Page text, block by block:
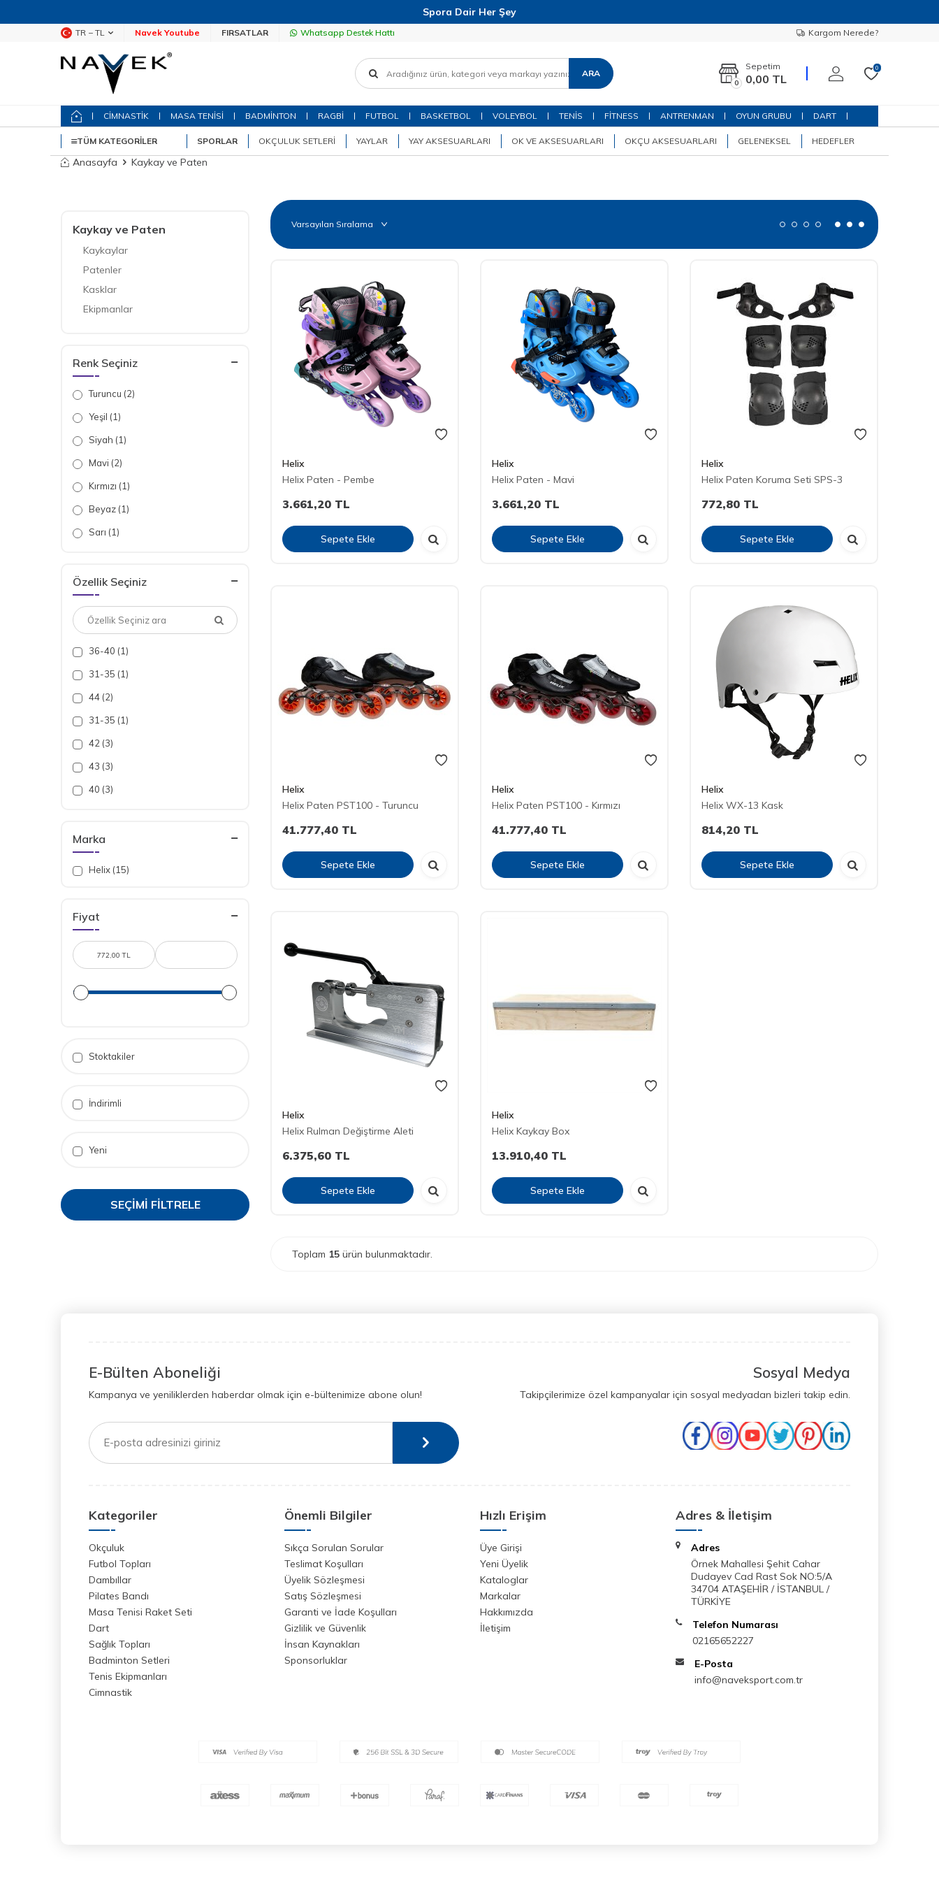
Spora Dair Her Şey
TR − TL Navek Youtube FIRSATLAR Whatsapp Destek Hattı Kargom Nerede?
ARA
0
Sepetim
0,00 TL
0
CİMNASTİK MASA TENİSİ BADMİNTON RAGBİ FUTBOL BASKETBOL VOLEYBOL TENİS FİTNESS ANTRENMAN OYUN GRUBU DART
TÜM KATEGORILER SPORLAR OKÇULUK SETLERI YAYLAR YAY AKSESUARLARI OK VE AKSESUARLARI OKÇU AKSESUARLARI GELENEKSEL HEDEFLER
Anasayfa Kaykay ve Paten
Kaykay ve Paten
Kaykaylar
Patenler
Kasklar
Ekipmanlar
Renk Seçiniz
Turuncu (2)
Yeşil (1)
Siyah (1)
Mavi (2)
Kırmızı (1)
Beyaz (1)
Sarı (1)
Standart (1)
Özellik Seçiniz
36-40 (1)
31-35 (1)
44 (2)
31-35 (1)
42 (3)
43 (3)
40 (3)
37 (2)
26-30 (2)
39 (3)
Marka
Helix (15)
Fiyat
Stoktakiler
İndirimli
Yeni
SEÇIMI FILTRELE
Helix
Helix Paten - Pembe
3.661,20 TL
Sepete Ekle
Helix
Helix Paten - Mavi
3.661,20TL
Sepete Ekle
Helix
Helix Paten Koruma Seti SPS-3
772,80TL
Sepete Ekle
Helix
Helix Paten PST100 - Turuncu
41.777,40 TL
Sepete Ekle
Helix
Helix Paten PST100 - Kırmızı
41.777,40TL
Sepete Ekle
Helix
Helix WX-13 Kask
814,20TL
Sepete Ekle
Helix
Helix Rulman Değiştirme Aleti
6.375,60 TL
Sepete Ekle
Helix
Helix Kaykay Box
13.910,40TL
Sepete Ekle
Toplam 15 ürün bulunmaktadır.
E-Bülten Aboneliği
Kampanya ve yeniliklerden haberdar olmak için e-bültenimize abone olun!
Sosyal Medya
Takipçilerimize özel kampanyalar için sosyal medyadan bizleri takip edin.
Kategoriler
Okçuluk
Futbol Topları
Dambıllar
Pilates Bandı
Masa Tenisi Raket Seti
Dart
Sağlık Topları
Badminton Setleri
Tenis Ekipmanları
Cimnastik
Önemli Bilgiler
Sıkça Sorulan Sorular
Teslimat Koşulları
Üyelik Sözleşmesi
Satış Sözleşmesi
Garanti ve İade Koşulları
Gizlilik ve Güvenlik
İnsan Kaynakları
Sponsorluklar
Hızlı Erişim
Üye Girişi
Yeni Üyelik
Kataloglar
Markalar
Hakkımızda
İletişim
Adres & İletişim
Adres
Örnek Mahallesi Şehit Cahar
Dudayev Cad Rast Sok NO:5/A
34704 ATAŞEHİR / İSTANBUL /
TÜRKİYE
Telefon Numarası
02165652227
E-Posta
info@naveksport.com.tr